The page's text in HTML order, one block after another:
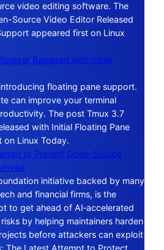
video editing software. The
Source Video Editor Released
appeared first on Linux
Released with Initial
floating pane support.
can improve your terminal
The post Tmux 3.7
with Initial Floating Pane
on Linux Today.
to Protect Open-Source
initiative backed by many
and financial firms, is the
to get ahead of AI‑accelerated
by helping maintainers harden
before attackers can exploit
The Latest Attempt to Protect